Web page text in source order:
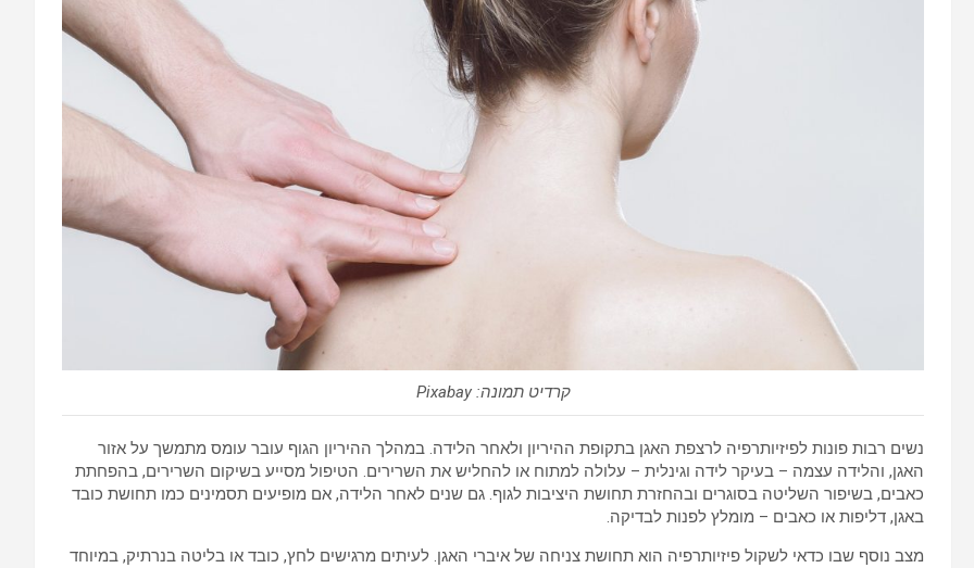
קרדיט תמונה: Pixabay
נשים רבות פונות לפיזיותרפיה לרצפת האגן בתקופת ההיריון ולאחר הלידה. במהלך ההיריון הגוף עובר עומס מתמשך על אזור
האגן, והלידה עצמה – בעיקר לידה וגינלית – עלולה למתוח או להחליש את השרירים. הטיפול מסייע בשיקום השרירים, בהפחתת
כאבים, בשיפור השליטה בסוגרים ובהחזרת תחושת היציבות לגוף. גם שנים לאחר הלידה, אם מופיעים תסמינים כמו תחושת כובד
באגן, דליפות או כאבים – מומלץ לפנות לבדיקה.
מצב נוסף שבו כדאי לשקול פיזיותרפיה הוא תחושת צניחה של איברי האגן. לעיתים מרגישים לחץ, כובד או בליטה בנרתיק, במיוחד